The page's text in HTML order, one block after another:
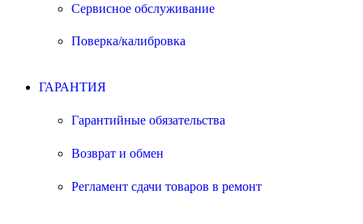
Сервисное обслуживание
Поверка/калибровка
ГАРАНТИЯ
Гарантийные обязательства
Возврат и обмен
Регламент сдачи товаров в ремонт